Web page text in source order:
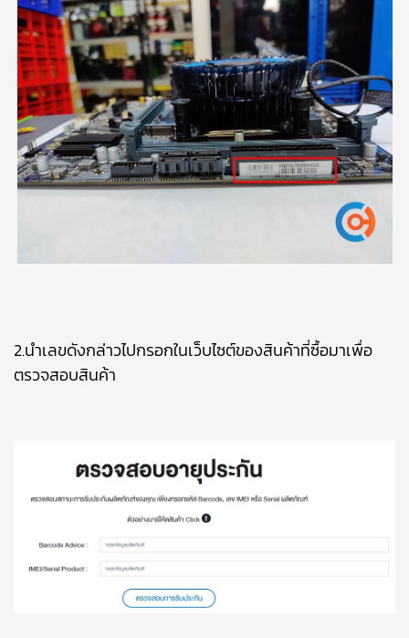
2.นำเลขดังกล่าวไปกรอกในเว็บไซต์ของสินค้าที่ซื้อมาเพื่อ
ตรวจสอบสินค้า